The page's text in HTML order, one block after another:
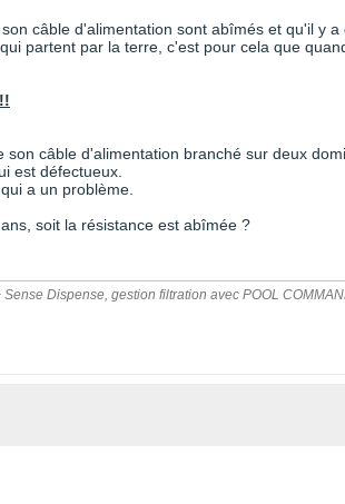
câble d'alimentation sont abîmés et qu'il y a
partent par la terre, c'est pour cela que
câble d'alimentation branché sur deux
est défectueux.
a un problème.
soit la résistance est abîmée ?
Dispense, gestion filtration avec POOL